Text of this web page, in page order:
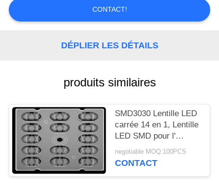
NOUS
AFFAIRES
DEMANDEZ
DEVIS
CONTACT!
DÉPLIER LES DÉTAILS
produits similaires
SMD3030 Lentille LED
carrée 14 en 1, Lentille
LED SMD pour l'
éclairage de rue
negotiable MOQ:100PCS
CONTACT